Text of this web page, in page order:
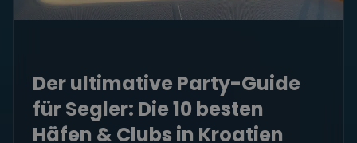
Der ultimative Party-Guide
für Segler: Die 10 besten
Häfen & Clubs in Kroatien